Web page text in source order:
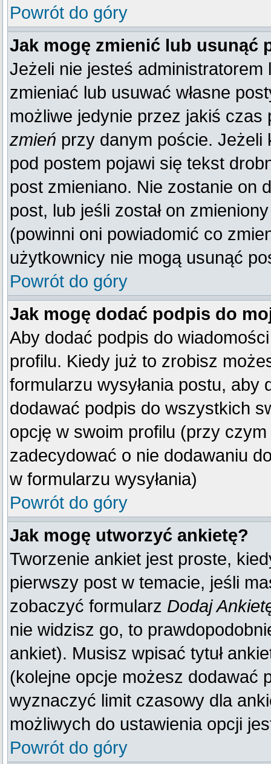
Powrót do góry
Jak mogę zmienić lub usunąć
Jeżeli nie jesteś
zmieniać lub usuwać własne
możliwe jedynie przez jakiś
zmień przy danym poście. Jeżeli
pod postem pojawi się tekst
post zmieniano. Nie zostanie on
post, lub jeśli został on
(powinni oni powiadomić co
użytkownicy nie mogą usunąć
Powrót do góry
Jak mogę dodać podpis do
Aby dodać podpis do
profilu. Kiedy już to zrobisz
formularzu wysyłania postu,
dodawać podpis do wszystkich
opcję w swoim profilu (przy
zadecydować o nie dodawaniu
w formularzu wysyłania)
Powrót do góry
Jak mogę utworzyć ankietę?
Tworzenie ankiet jest proste,
pierwszy post w temacie, jeśli
zobaczyć formularz Dodaj
nie widzisz go, to
ankiet). Musisz wpisać tytuł
(kolejne opcje możesz dodawać
wyznaczyć limit czasowy dla
możliwych do ustawienia opcji
Powrót do góry